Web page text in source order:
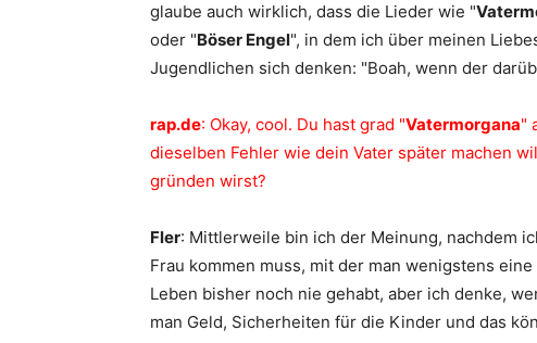
glaube auch wirklich, dass die Lieder wie "
oder "Böser Engel", in dem ich über meinen
Jugendlichen sich denken: "Boah, wenn der
rap.de: Okay, cool. Du hast grad "Vatermorgana"
dieselben Fehler wie dein Vater später machen
gründen wirst?
Fler: Mittlerweile bin ich der Meinung, nachdem
Frau kommen muss, mit der man wenigstens
Leben bisher noch nie gehabt, aber ich denke,
man Geld, Sicherheiten für die Kinder und das